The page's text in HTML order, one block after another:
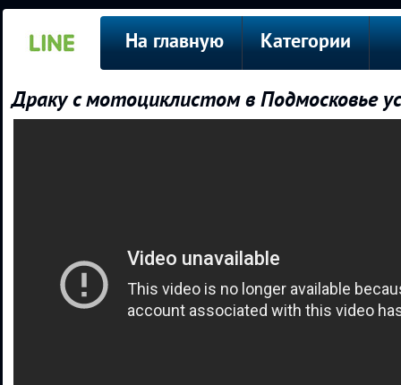
На главную Категории
Драку с мотоциклистом в Подмосковье